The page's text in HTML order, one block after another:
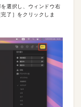
選択し、ウィンドウ右
了］をクリックしま